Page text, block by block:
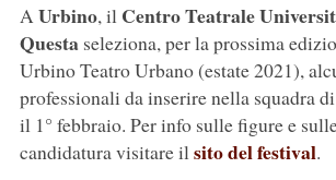
AUrbino, il Centro Teatrale
Questaseleziona, per la prossima
Urbino Teatro Urbano (estate 2021),
professionali da inserire nella squadra
il 1° febbraio. Per info sulle figure e
candidatura visitare ilsito del festival.